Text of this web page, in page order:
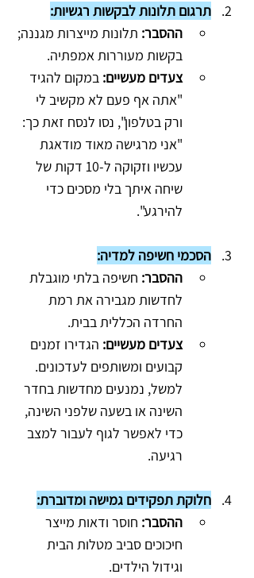
תרגום תלונות לבקשות רגשיות:
ההסבר: תלונות מייצרות מגננה;
בקשות מעוררות אמפתיה.
צעדים מעשיים: במקום להגיד
"אתה אף פעם לא מקשיב לי
ורק בטלפון", נסו לנסח זאת כך:
"אני מרגישה מאוד מודאגת
עכשיו וזקוקה ל-10 דקות של
שיחה איתך בלי מסכים כדי
להירגע".
הסכמי חשיפה למדיה:
ההסבר: חשיפה בלתי מוגבלת
לחדשות מגבירה את רמת
החרדה הכללית בבית.
צעדים מעשיים: הגדירו זמנים
קבועים ומשותפים לעדכונים.
למשל, נמנעים מחדשות בחדר
השינה או בשעה שלפני השינה,
כדי לאפשר לגוף לעבור למצב
רגיעה.
חלוקת תפקידים גמישה ומדוברת:
ההסבר: חוסר ודאות מייצר
חיכוכים סביב מטלות הבית
וגידול הילדים.